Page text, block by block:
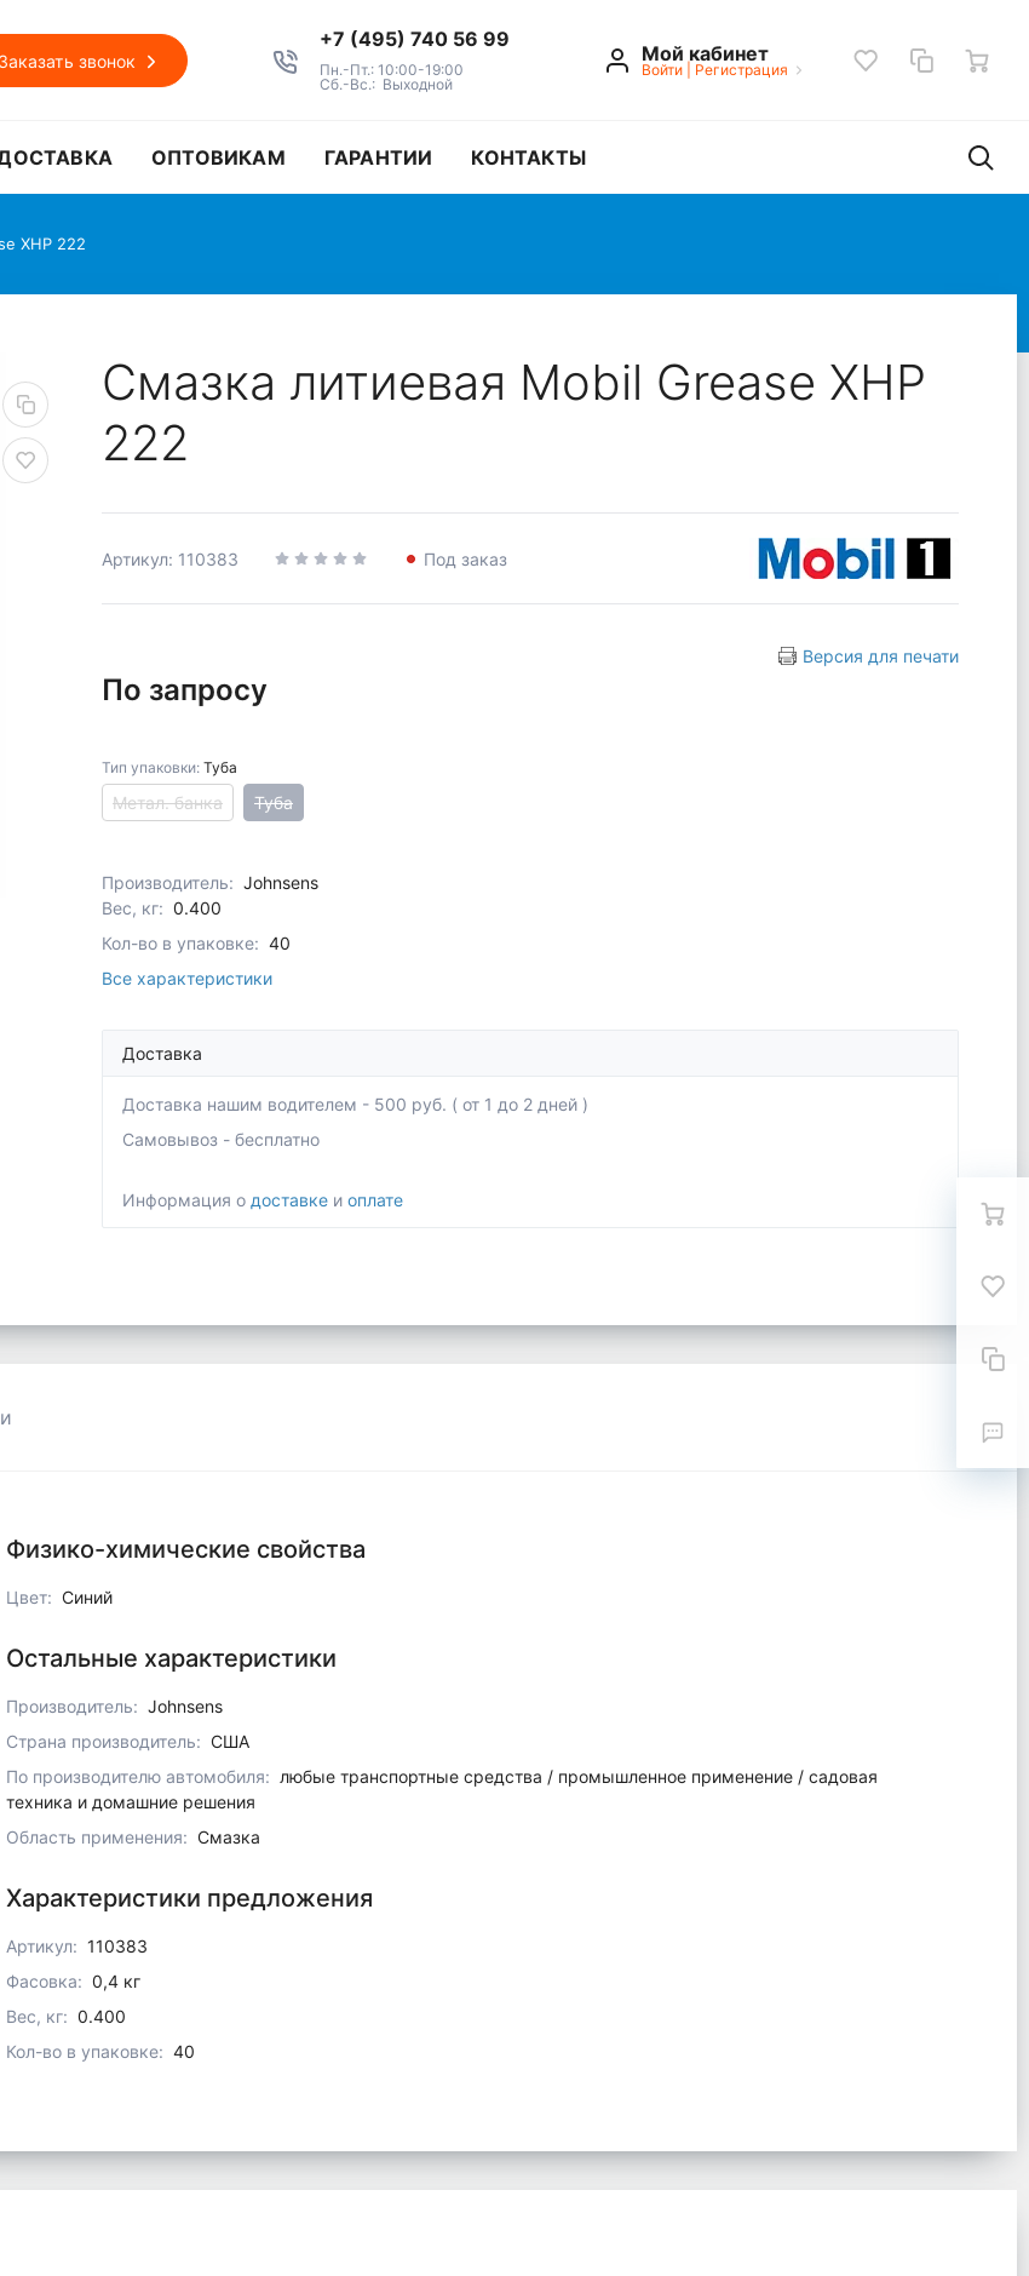
Заказать звонок
+7 (495) 740 56 99
Пн.-Пт.: 10:00-19:00
Сб.-Вс.: Выходной
Мой кабинет
Войти| Регистрация
ОПТОВИКАМ ГАРАНТИИ КОНТАКТЫ
XHP 222
Смазка литиевая Mobil Grease XHP
222
Артикул: 110383 Под заказ
Версия для печати
По запросу
Тип упаковки: Туба
Метал. банка Туба
Производитель: Johnsens
Вес, кг: 0.400
Кол-во в упаковке: 40
Все характеристики
Доставка
Доставка нашим водителем - 500 руб. ( от 1 до 2 дней )
Самовывоз - бесплатно
Информация о доставке и оплате
Физико-химические свойства
Цвет: Синий
Остальные характеристики
Производитель: Johnsens
Страна производитель: США
По производителю автомобиля: любые транспортные средства / промышленное применение / садовая
техника и домашние решения
Область применения: Смазка
Характеристики предложения
Артикул: 110383
Фасовка: 0,4 кг
Вес, кг: 0.400
Кол-во в упаковке: 40